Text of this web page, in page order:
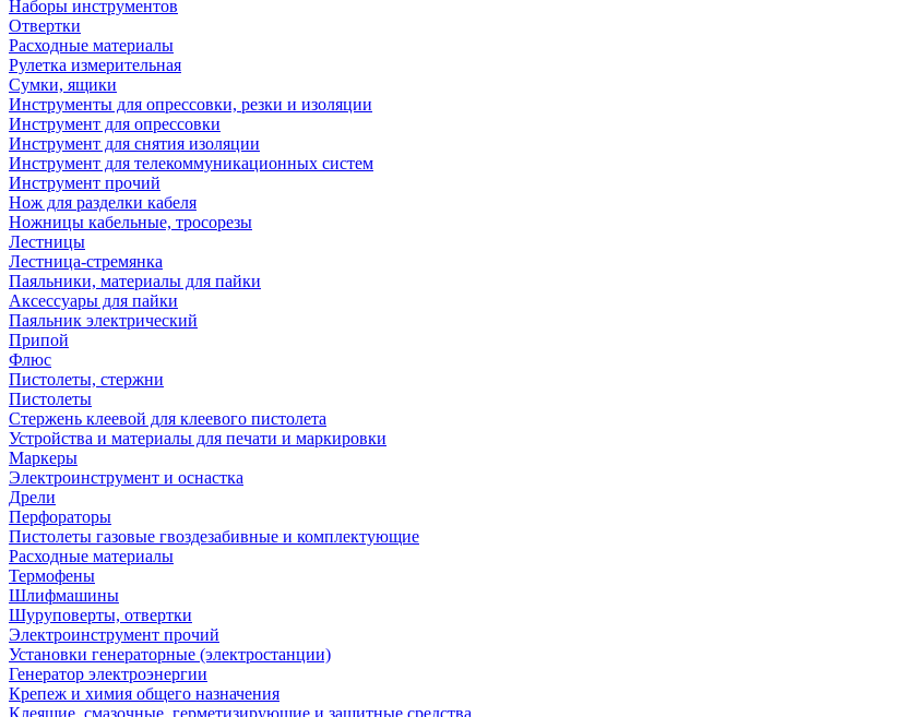
Наборы инструментов
Отвертки
Расходные материалы
Рулетка измерительная
Сумки, ящики
Инструменты для опрессовки, резки и изоляции
Инструмент для опрессовки
Инструмент для снятия изоляции
Инструмент для телекоммуникационных систем
Инструмент прочий
Нож для разделки кабеля
Ножницы кабельные, тросорезы
Лестницы
Лестница-стремянка
Паяльники, материалы для пайки
Аксессуары для пайки
Паяльник электрический
Припой
Флюс
Пистолеты, стержни
Пистолеты
Стержень клеевой для клеевого пистолета
Устройства и материалы для печати и маркировки
Маркеры
Электроинструмент и оснастка
Дрели
Перфораторы
Пистолеты газовые гвоздезабивные и комплектующие
Расходные материалы
Термофены
Шлифмашины
Шуруповерты, отвертки
Электроинструмент прочий
Установки генераторные (электростанции)
Генератор электроэнергии
Крепеж и химия общего назначения
Клеящие, смазочные, герметизирующие и защитные средства